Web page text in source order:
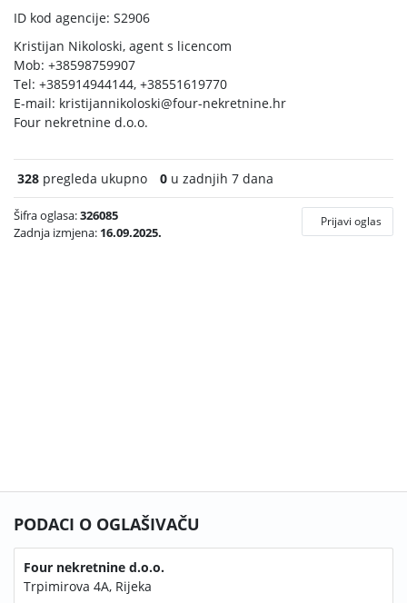
ID kod agencije: S2906
Kristijan Nikoloski, agent s licencom
Mob: +38598759907
Tel: +385914944144, +38551619770
E-mail: kristijannikoloski@four-nekretnine.hr
Four nekretnine d.o.o.
328 pregleda ukupno 0 u zadnjih 7 dana
Šifra oglasa:326085
Zadnja izmjena: 16.09.2025.
Prijavi oglas
PODACI O OGLAŠIVAČU
Four nekretnine d.o.o.
Trpimirova 4A, Rijeka